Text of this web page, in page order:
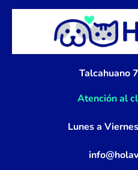
e
b
o
o
k
-
f
Talcahuano
Atención al
Lunes a